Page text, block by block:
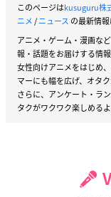
このページはkusuguru株
ニメ/ニュース の最新情
アニメ・ゲーム・漫画な
報・話題をお届けする情
女性向けアニメをはじめ
マーにも幅を広げ、オタ
さらに、アンケート・ラ
タクがワクワク楽しめる